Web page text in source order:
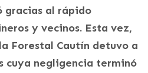
gracias al rápido
y vecinos. Esta vez,
Forestal Cautín detuvo a
cuya negligencia terminó